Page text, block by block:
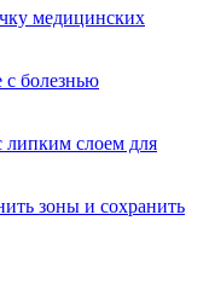
медицинских
с болезнью
липким слоем для
зоны и сохранить